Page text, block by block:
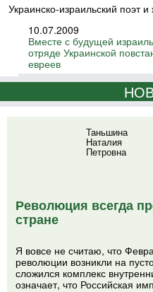
Украинско-израильский поэт
10.07.2009
Вместе с будущей
отряде Украинской
евреев
Таньшина
Наталия
Петровна
Революция всегда
стране
Я вовсе не считаю, что
революции возникли на
сложился комплекс
означает, что Российская